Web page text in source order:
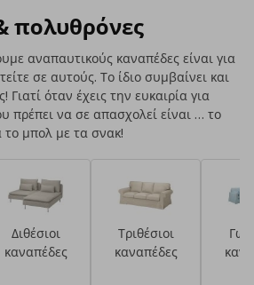
πολυθρόνες
αναπαυτικούς καναπέδες είναι για
σε αυτούς. Το ίδιο συμβαίνει και
Γιατί όταν έχεις την ευκαιρία για
πρέπει να σε απασχολεί είναι … το
το μπολ με τα σνακ!
Διθέσιοι
καναπέδες
Τριθέσιοι
καναπέδες